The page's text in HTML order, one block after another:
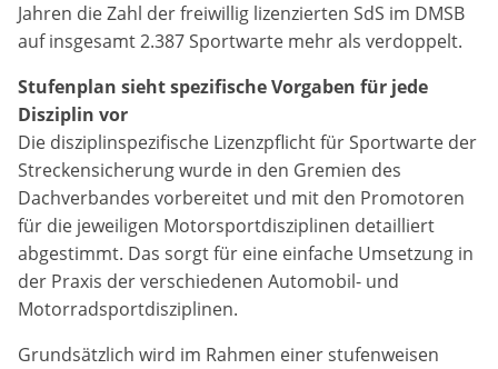
Jahren die Zahl der freiwillig lizenzierten SdS im DMSB
auf insgesamt 2.387 Sportwarte mehr als verdoppelt.
Stufenplan sieht spezifische Vorgaben für jede
Disziplin vor
Die disziplinspezifische Lizenzpflicht für Sportwarte der
Streckensicherung wurde in den Gremien des
Dachverbandes vorbereitet und mit den Promotoren
für die jeweiligen Motorsportdisziplinen detailliert
abgestimmt. Das sorgt für eine einfache Umsetzung in
der Praxis der verschiedenen Automobil- und
Motorradsportdisziplinen.
Grundsätzlich wird im Rahmen einer stufenweisen
Name:
cookie_consent
Anbieter:
DMSB
Zweck:
Dieser Cookie speichert die gewählten Cookie-
Einstellungen.
Cookie Laufzeit:
12 Monate